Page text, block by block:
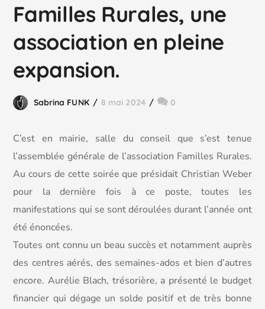
Familles Rurales, une
association en pleine
expansion.
Sabrina FUNK 8 mai 2024 0
C’est en mairie, salle du conseil que s’est tenue
l’assemblée générale de l’association Familles Rurales.
Au cours de cette soirée que présidait Christian Weber
pour la dernière fois à ce poste, toutes les
manifestations qui se sont déroulées durant l’année ont
été énoncées.
Toutes ont connu un beau succès et notamment auprès
des centres aérés, des semaines-ados et bien d’autres
encore. Aurélie Blach, trésorière, a présenté le budget
financier qui dégage un solde positif et de très bonne